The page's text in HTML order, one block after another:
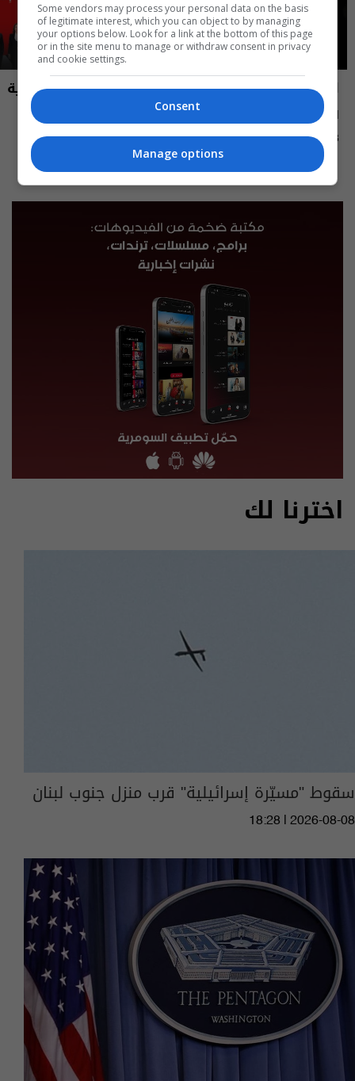
العراق في دقيقة
العراق في دقيقة 08-08-2026 | 2026
13:00 | 2026-08-08
نشرة أخبار السومرية
12:45 | 2026-08-07
اخترنا لك
سقوط "مسيّرة إسرائيلية" قرب منزل جنوب لبنان
18:28 | 2026-08-08
Some vendors may process your personal data on the basis
of legitimate interest, which you can object to by managing
your options below. Look for a link at the bottom of this page
or in the site menu to manage or withdraw consent in privacy
and cookie settings.
Consent
Manage options